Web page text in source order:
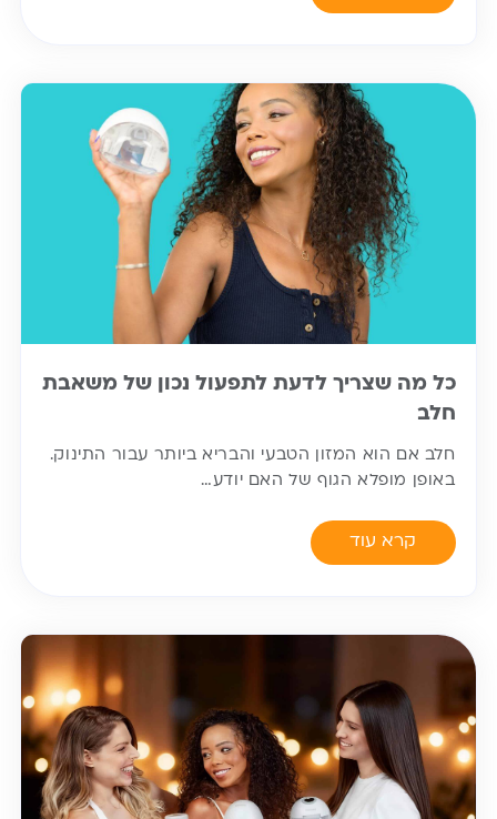
כל מה שצריך לדעת לתפעול נכון של משאבת
חלב
חלב אם הוא המזון הטבעי והבריא ביותר עבור התינוק.
באופן מופלא הגוף של האם יודע…
קרא עוד